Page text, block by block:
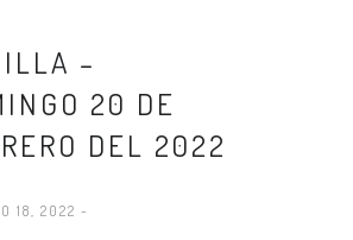
–
20 DE
DEL 2022
18, 2022 -